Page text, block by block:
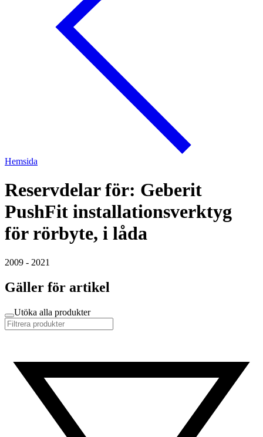
Hemsida
Reservdelar för: Geberit
PushFit installationsverktyg
för rörbyte, i låda
2009 - 2021
Gäller för artikel
Utöka alla produkter